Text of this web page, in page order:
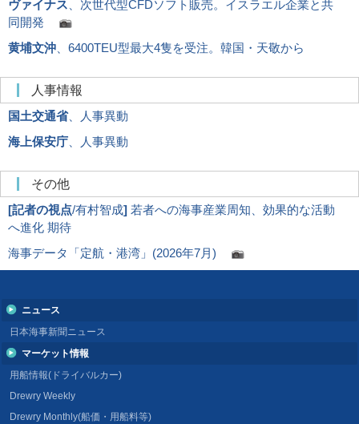
ヴァイナス 、次世代型CFDソフト販売。イスラエル企業と共
同開発
黄埔文沖 、6400TEU型最大4隻を受注。韓国・天敬から
人事情報
国土交通省、人事異動
海上保安庁 、人事異動
その他
[記者の視点/有村智成] 若者への海事産業周知、効果的な活動
へ進化 期待
海事データ「定航・港湾」(2026年7月)
ニュース
日本海事新聞ニュース
マーケット情報
用船情報(ドライバルカー)
Drewry Weekly
Drewry Monthly(船価・用船料等)